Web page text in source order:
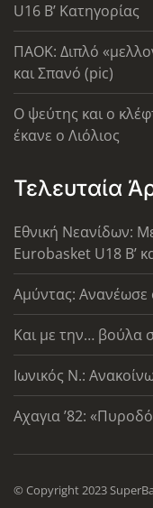
U16 B’ Κατηγορίας
ΠΑΟΚ: Διπλό
και Σπανό (pic)
Ο ψεύτης και ο
έκανε ο Λιόλιος
Τελευταία
Εθνική Νεανίδων:
Eurobasket U18 Β’
Αμύντας: Ανανέωσε
Και με την… βούλα
Ιωνικός Ν.:
Αχαγια ’82:
© Copyright 2023